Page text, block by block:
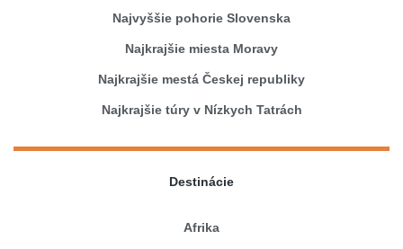
Najvyššie pohorie Slovenska
Najkrajšie miesta Moravy
Najkrajšie mestá Českej republiky
Najkrajšie túry v Nízkych Tatrách
Destinácie
Afrika